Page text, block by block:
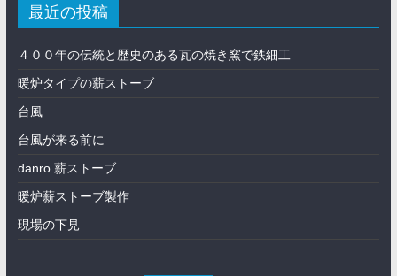
最近の投稿
４００年の伝統と歴史のある瓦の焼き窯で鉄細工
暖炉タイプの薪ストーブ
台風
台風が来る前に
danro 薪ストーブ
暖炉薪ストーブ製作
現場の下見